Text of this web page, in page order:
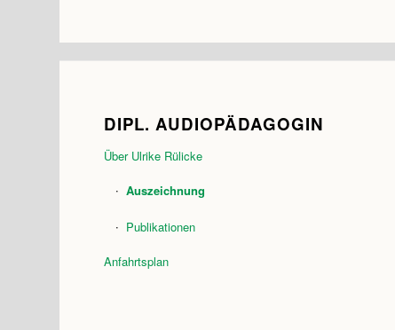
DIPL. AUDIOPÄDAGOGIN
Über Ulrike Rülicke
Auszeichnung
Publikationen
Anfahrtsplan